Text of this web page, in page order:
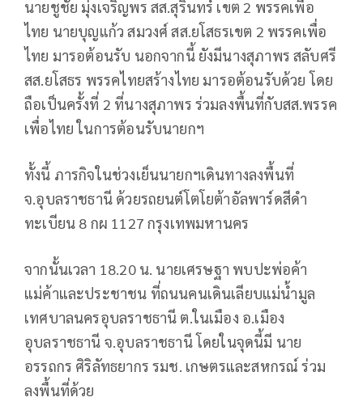
นายชูชัย มุ่งเจริญพร สส.สุรินทร์ เขต 2 พรรคเพื่อ
ไทย นายบุญแก้ว สมวงศ์ สส.ยโสธรเขต 2 พรรคเพื่อ
ไทย มารอต้อนรับ นอกจากนี้ ยังมีนางสุภาพร สลับศรี
สส.ยโสธร พรรคไทยสร้างไทย มารอต้อนรับด้วย โดย
ถือเป็นครั้งที่ 2 ที่นางสุภาพร ร่วมลงพื้นที่กับสส.พรรค
เพื่อไทย ในการต้อนรับนายกฯ
ทั้งนี้ ภารกิจในช่วงเย็นนายกฯเดินทางลงพื้นที่
จ.อุบลราชธานี ด้วยรถยนต์โตโยต้าอัลพาร์ดสีดำ
ทะเบียน 8 กผ 1127 กรุงเทพมหานคร
จากนั้นเวลา 18.20 น. นายเศรษฐา พบปะพ่อค้า
แม่ค้าและประชาชน ที่ถนนคนเดินเลียบแม่น้ำมูล
เทศบาลนครอุบลราชธานี ต.ในเมือง อ.เมือง
อุบลราชธานี จ.อุบลราชธานี โดยในจุดนี้มี นาย
อรรถกร ศิริลัทธยากร รมช. เกษตรและสหกรณ์ ร่วม
ลงพื้นที่ด้วย